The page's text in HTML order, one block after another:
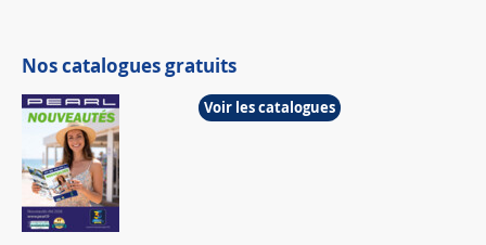
Nos catalogues gratuits
Voir les catalogues